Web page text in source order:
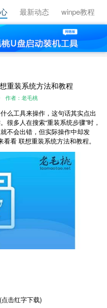
最新动态 winpe教程
重装系统方法和教程
作者：老毛桃
么工具来操作，这句话其实点出
很多人在搜索“重装系统步骤”时，
不会出错，但实际操作中却发
看 联想重装系统方法和教程。
(点击红字下载)